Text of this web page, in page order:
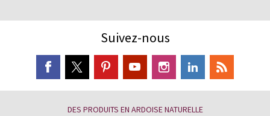
Suivez-nous
DES PRODUITS EN ARDOISE NATURELLE